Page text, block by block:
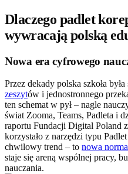
Dlaczego padlet
wywracają polską
Nowa era cyfrowego
Przez dekady polska szkoła
zeszytów i jednostronnego
ten schemat w pył – nagle
świat Zooma, Teams, Padleta i
raportu Fundacji Digital Poland
korzystało z narzędzi typu
chwilowy trend – to nowa
staje się areną wspólnej pracy,
nauczania.